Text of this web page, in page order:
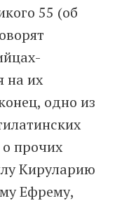
55 (об
на их
одно из
прочих
Кируларию
Ефрему,